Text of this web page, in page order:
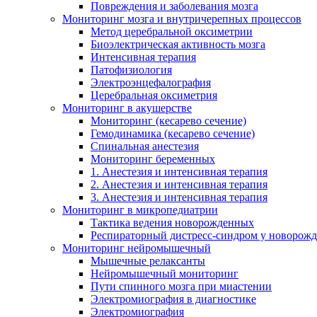
Повреждения и заболевания мозга
Мониторинг мозга и внутричерепных процессов
Метод церебральной оксиметрии
Биоэлектрическая активность мозга
Интенсивная терапия
Патофизиология
Электроэнцефалография
Церебральная оксиметрия
Мониторинг в акушерстве
Мониторинг (кесарево сечение)
Гемодинамика (кесарево сечение)
Спинальная анестезия
Мониторинг беременных
1. Анестезия и интенсивная терапия
2. Анестезия и интенсивная терапия
3. Анестезия и интенсивная терапия
Мониторинг в микропедиатрии
Тактика ведения новорожденных
Респираторный дистресс-синдром у
Мониторинг нейромышечный
Мышечные релаксанты
Нейромышечный мониторинг
Пути спинного мозга при миастении
Электромиография в диагностике
Электромиография